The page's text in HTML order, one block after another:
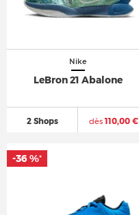
Nike
LeBron 21 Abalone
2 Shops dès110,00 €
-36 %*